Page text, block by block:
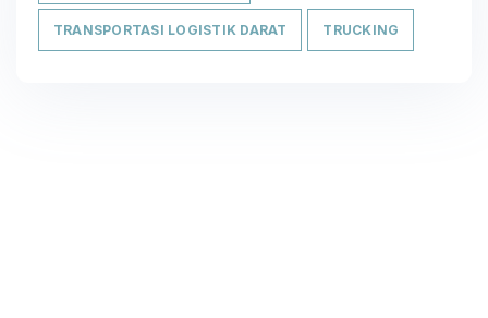
TRANSPORTASI LOGISTIK DARAT TRUCKING